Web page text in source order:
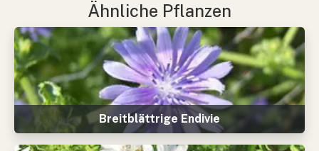
Ähnliche Pflanzen
Breitblättrige Endivie